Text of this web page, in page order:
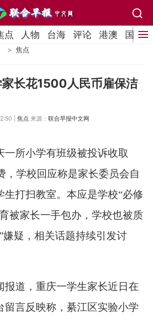
点 人物 台海 评论 港澳 国际
焦点
长花1500人民币雇保洁
| 焦点 来源： 联合早报中文网
一所小学有班级被投诉收取
，学校回应称是家长委员会自
生打扫教室。本应是学校“必修
被家长一手包办，学校也被质
嫌疑，相关话题持续引发讨
报道，重庆一学生家长近日在
留言反映称，綦江区实验小学